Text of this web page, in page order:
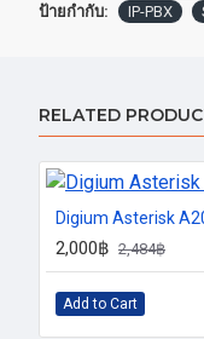
ป้ายกำกับ: IP-PBX
RELATED
Digium Asterisk
2,000฿ 2,484฿
Add to Cart